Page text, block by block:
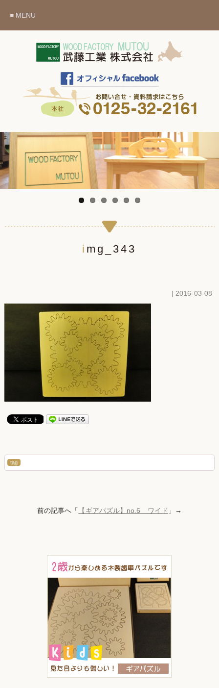
≡ MENU
img_343
| 2016-03-08
tag
前の記事へ「 【ギアパズル】no.6 ワイド 」→